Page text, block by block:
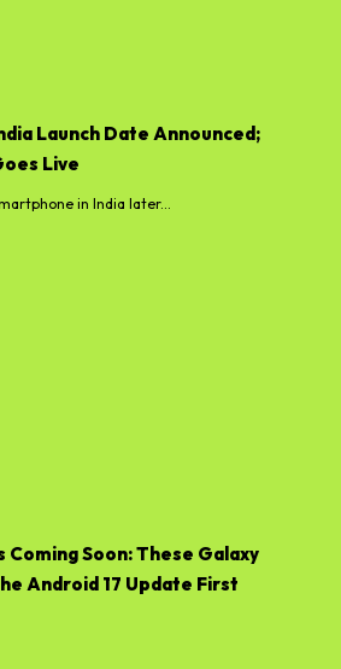
Launch Date Announced;
Live
in India later...
Coming Soon: These Galaxy
Android 17 Update First